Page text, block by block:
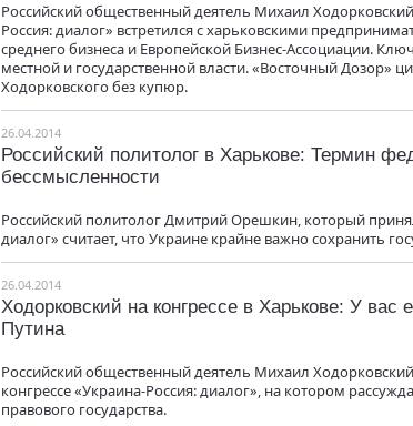
Российский общественный деятель Михаил
Россия: диалог» встретился с харьковскими
среднего бизнеса и Европейской Бизнес-Ассоциации.
местной и государственной власти. «Восточный Дозор»
Ходорковского без купюр.
26.04.2014
Российский политолог в Харькове: Термин
бессмысленности
Российский политолог Дмитрий Орешкин, который
диалог» считает, что Украине крайне важно сохранить
26.04.2014
Ходорковский на конгрессе в Харькове: У вас
Путина
Российский общественный деятель Михаил
конгрессе «Украина-Россия: диалог», на котором
правового государства.